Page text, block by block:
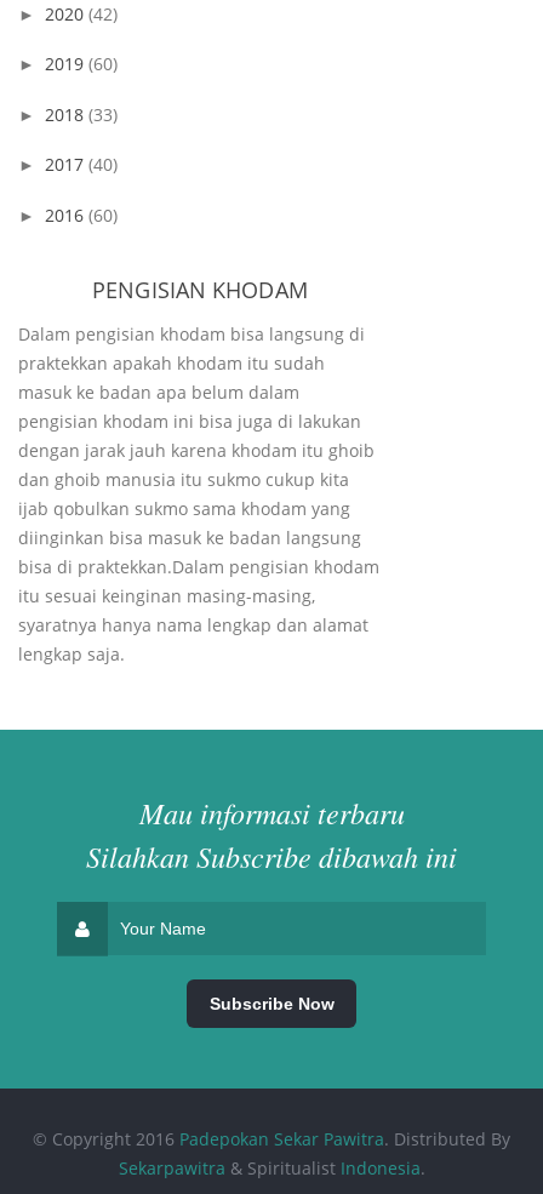
► 2020 (42)
► 2019 (60)
► 2018 (33)
► 2017 (40)
► 2016 (60)
PENGISIAN KHODAM
Dalam pengisian khodam bisa langsung di
praktekkan apakah khodam itu sudah
masuk ke badan apa belum dalam
pengisian khodam ini bisa juga di lakukan
dengan jarak jauh karena khodam itu ghoib
dan ghoib manusia itu sukmo cukup kita
ijab qobulkan sukmo sama khodam yang
diinginkan bisa masuk ke badan langsung
bisa di praktekkan.Dalam pengisian khodam
itu sesuai keinginan masing-masing,
syaratnya hanya nama lengkap dan alamat
lengkap saja.
Mau informasi terbaru
Silahkan Subscribe dibawah ini
© Copyright 2016 Padepokan Sekar Pawitra. Distributed By
Sekarpawitra & Spiritualist Indonesia.